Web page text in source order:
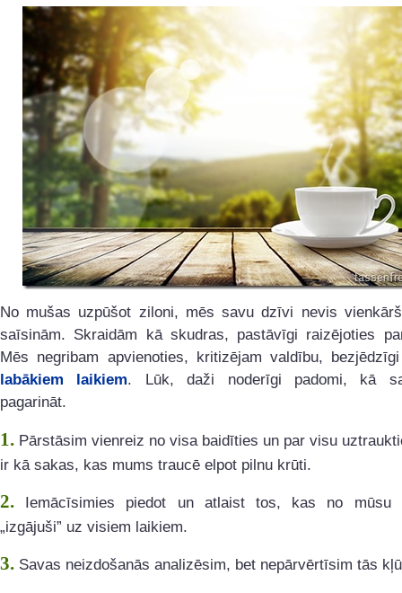
No mušas uzpūšot ziloni, mēs savu dzīvi nevis
saīsinām. Skraidām kā skudras, pastāvīgi raizējoties
Mēs negribam apvienoties, kritizējam valdību,
labākiem laikiem. Lūk, daži noderīgi padomi, kā
pagarināt.
1. Pārstāsim vienreiz no visa baidīties un par visu
ir kā sakas, kas mums traucē elpot pilnu krūti.
2. Iemācīsimies piedot un atlaist tos, kas no mūsu
„izgājuši” uz visiem laikiem.
3. Savas neizdošanās analizēsim, bet nepārvērtīsim tās